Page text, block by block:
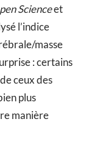
Scienceet
l’indice
masse
: certains
ceux des
plus
manière